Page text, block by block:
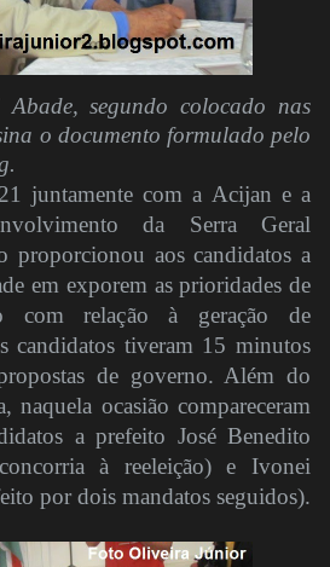
segundo colocado nas
o documento formulado pelo
juntamente com a Acijan e a
da Serra Geral
proporcionou aos candidatos a
em exporem as prioridades de
com relação à geração de
candidatos tiveram 15 minutos
de governo. Além do
naquela ocasião compareceram
a prefeito José Benedito
à reeleição) e Ivonei
por dois mandatos seguidos).